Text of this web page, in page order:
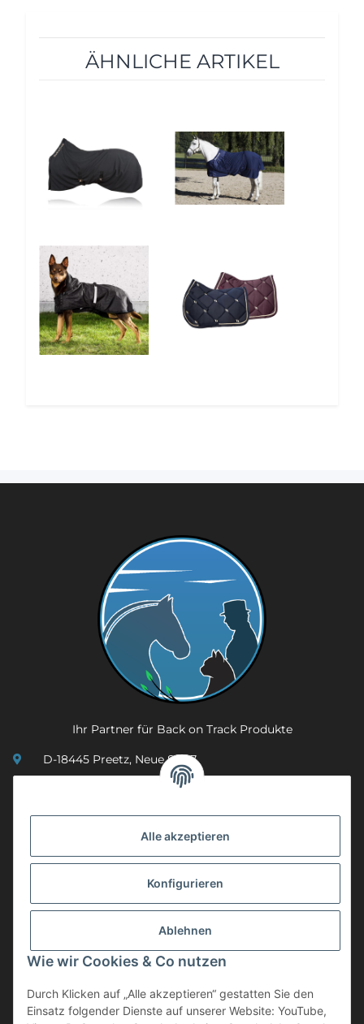
Alle akzeptieren
Konfigurieren
Ablehnen
Wie wir Cookies & Co nutzen
Durch Klicken auf „Alle akzeptieren“ gestatten Sie den
Einsatz folgender Dienste auf unserer Website: YouTube,
ÄHNLICHE ARTIKEL
5%
Ihr Partner für Back on Track Produkte
D-18445 Preetz, Neue Str. 7
info@mobility-in-harmony.de
Informationen
Back on Track
ZAHLUNGSMETHODEN